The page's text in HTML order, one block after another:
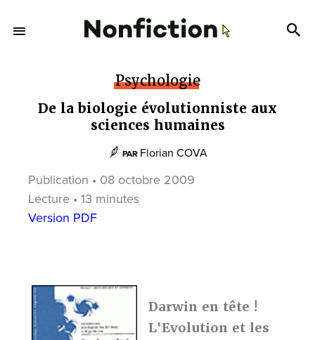
Psychologie
De la biologie évolutionniste aux
sciences humaines
PAR Florian COVA
Publication • 08 octobre 2009
Lecture • 13 minutes
Version PDF
Darwin en tête !
L'Evolution et les